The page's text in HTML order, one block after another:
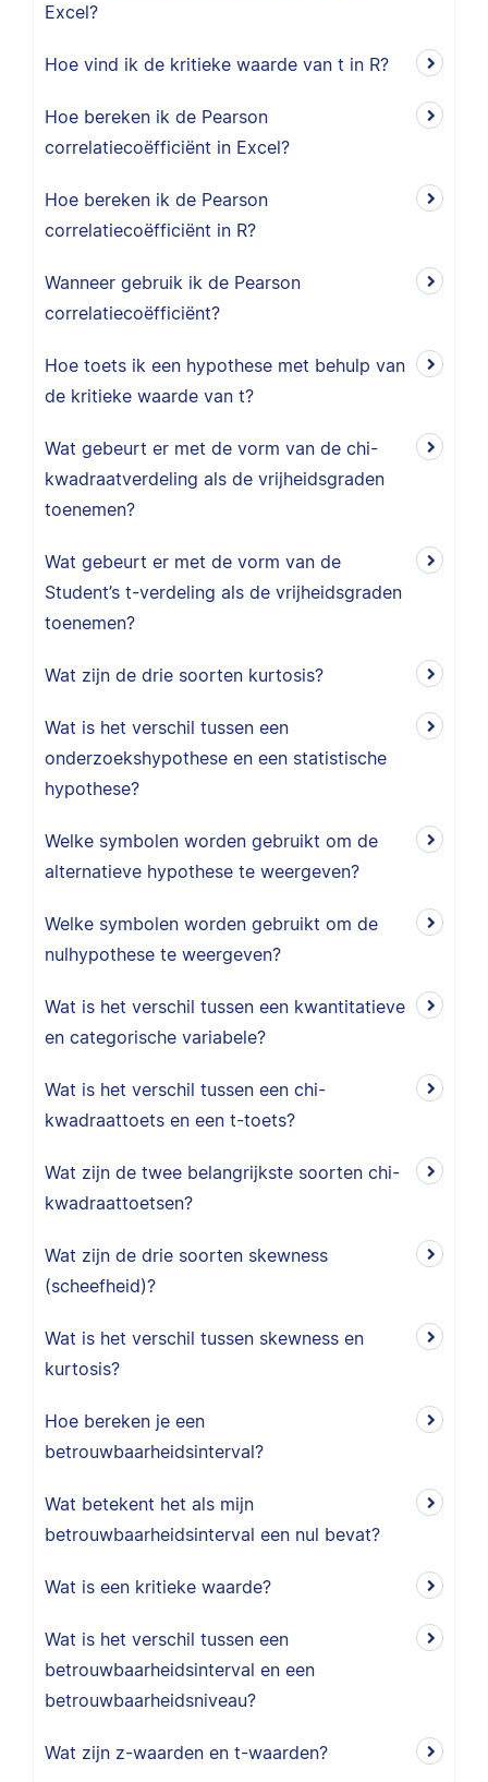
Excel?
Hoe vind ik de kritieke waarde van t in R?
Hoe bereken ik de Pearson
correlatiecoëfficiënt in Excel?
Hoe bereken ik de Pearson
correlatiecoëfficiënt in R?
Wanneer gebruik ik de Pearson
correlatiecoëfficiënt?
Hoe toets ik een hypothese met behulp van
de kritieke waarde van t?
Wat gebeurt er met de vorm van de chi-
kwadraatverdeling als de vrijheidsgraden
toenemen?
Wat gebeurt er met de vorm van de
Student’s t-verdeling als de vrijheidsgraden
toenemen?
Wat zijn de drie soorten kurtosis?
Wat is het verschil tussen een
onderzoekshypothese en een statistische
hypothese?
Welke symbolen worden gebruikt om de
alternatieve hypothese te weergeven?
Welke symbolen worden gebruikt om de
nulhypothese te weergeven?
Wat is het verschil tussen een kwantitatieve
en categorische variabele?
Wat is het verschil tussen een chi-
kwadraattoets en een t-toets?
Wat zijn de twee belangrijkste soorten chi-
kwadraattoetsen?
Wat zijn de drie soorten skewness
(scheefheid)?
Wat is het verschil tussen skewness en
kurtosis?
Hoe bereken je een
betrouwbaarheidsinterval?
Wat betekent het als mijn
betrouwbaarheidsinterval een nul bevat?
Wat is een kritieke waarde?
Wat is het verschil tussen een
betrouwbaarheidsinterval en een
betrouwbaarheidsniveau?
Wat zijn z-waarden en t-waarden?